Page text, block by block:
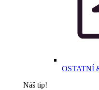
OSTATNÍ
Náš tip!